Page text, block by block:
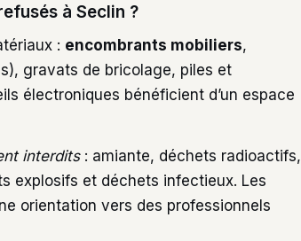
à Seclin ?
: encombrants mobiliers,
gravats de bricolage, piles et
électroniques bénéficient d’un espace
interdits: amiante, déchets radioactifs,
explosifs et déchets infectieux. Les
orientation vers des professionnels